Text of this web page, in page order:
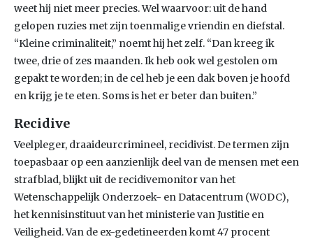
weet hij niet meer precies. Wel waarvoor: uit de hand
gelopen ruzies met zijn toenmalige vriendin en diefstal.
“Kleine criminaliteit,” noemt hij het zelf. “Dan kreeg ik
twee, drie of zes maanden. Ik heb ook wel gestolen om
gepakt te worden; in de cel heb je een dak boven je hoofd
en krijg je te eten. Soms is het er beter dan buiten.”
Recidive
Veelpleger, draaideurcrimineel, recidivist. De termen zijn
toepasbaar op een aanzienlijk deel van de mensen met een
strafblad, blijkt uit de recidivemonitor van het
Wetenschappelijk Onderzoek- en Datacentrum (WODC),
het kennisinstituut van het ministerie van Justitie en
Veiligheid. Van de ex-gedetineerden komt 47 procent